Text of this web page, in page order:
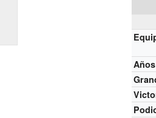
Años